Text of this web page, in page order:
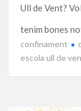
Ull de Vent?
tenim bones
confinament
escola ull de